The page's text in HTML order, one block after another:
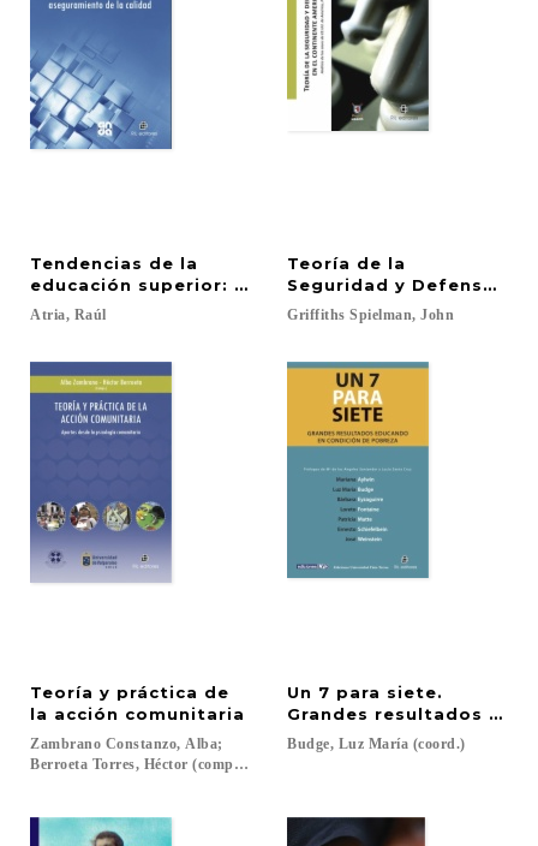
Tendencias de la
educación superior: El contexto del
Atria, Raúl
Teoría de la
Seguridad y Defensa en
Griffiths Spielman, John
Teoría y práctica de
la acción comunitaria
Zambrano Constanzo, Alba;
Berroeta Torres, Héctor (comps.)...
Un 7 para siete.
Grandes resultados
Budge, Luz María (coord.)